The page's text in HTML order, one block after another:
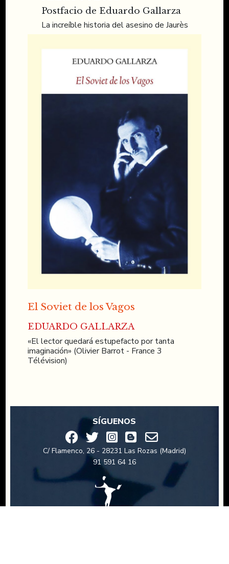
Postfacio de Eduardo Gallarza
La increíble historia del asesino de Jaurès
El Soviet de los Vagos
EDUARDO GALLARZA
«El lector quedará estupefacto por tanta
imaginación» (Olivier Barrot - France 3
Télévision)
SÍGUENOS
C/ Flamenco, 26 - 28231 Las Rozas (Madrid)
91 591 64 16